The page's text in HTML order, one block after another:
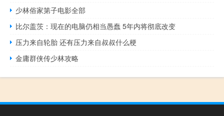
少林俗家第子电影全部
比尔盖茨：现在的电脑仍相当愚蠢 5年内将彻底改变
压力来自轮胎 还有压力来自叔叔什么梗
金庸群侠传少林攻略